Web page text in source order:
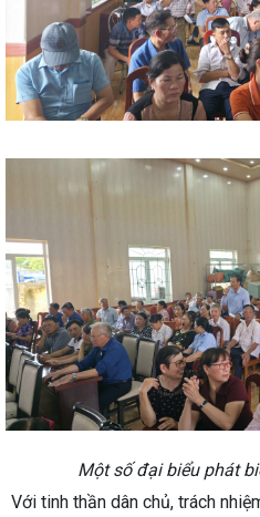
Một số đại biểu phát
Với tinh thần dân chủ, trách